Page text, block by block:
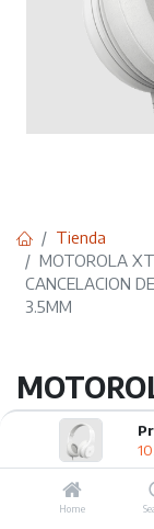
Home
Tienda
MOTOROLA
CANCELACION
3.5MM
COLOR